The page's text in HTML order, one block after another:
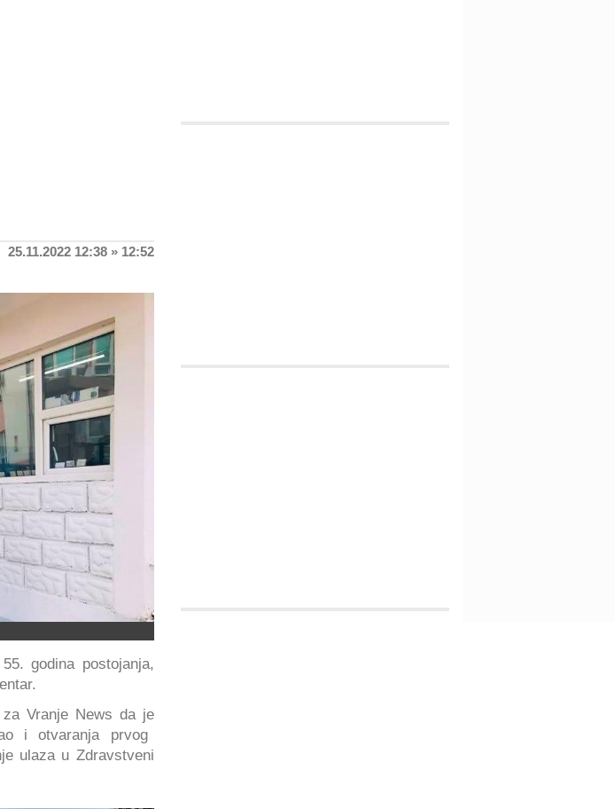
25.11.2022 12:38 » 12:52
godina postojanja,
Vranje News da je
i otvaranja prvog
ulaza u Zdravstveni